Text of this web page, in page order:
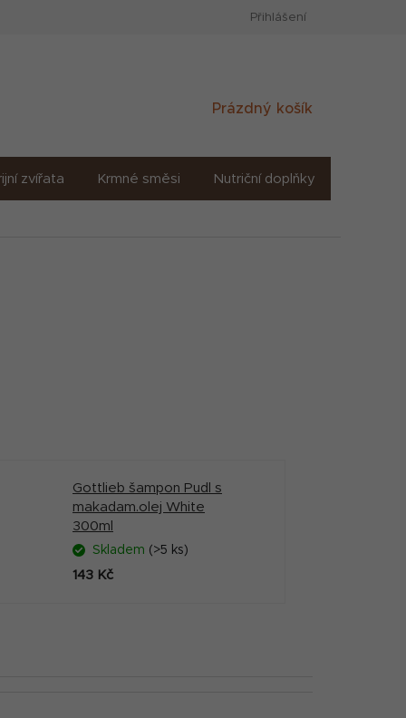
Přihlášení
Nákupní
Prázdný košík
zvířata Krmné směsi Nutriční doplňky
Gottlieb šampon Pudl s
makadam.olej White
300ml
Skladem (>5 ks)
143 Kč